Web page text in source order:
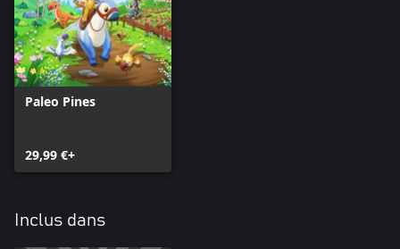
Paleo Pines
29,99 €+
Inclus dans